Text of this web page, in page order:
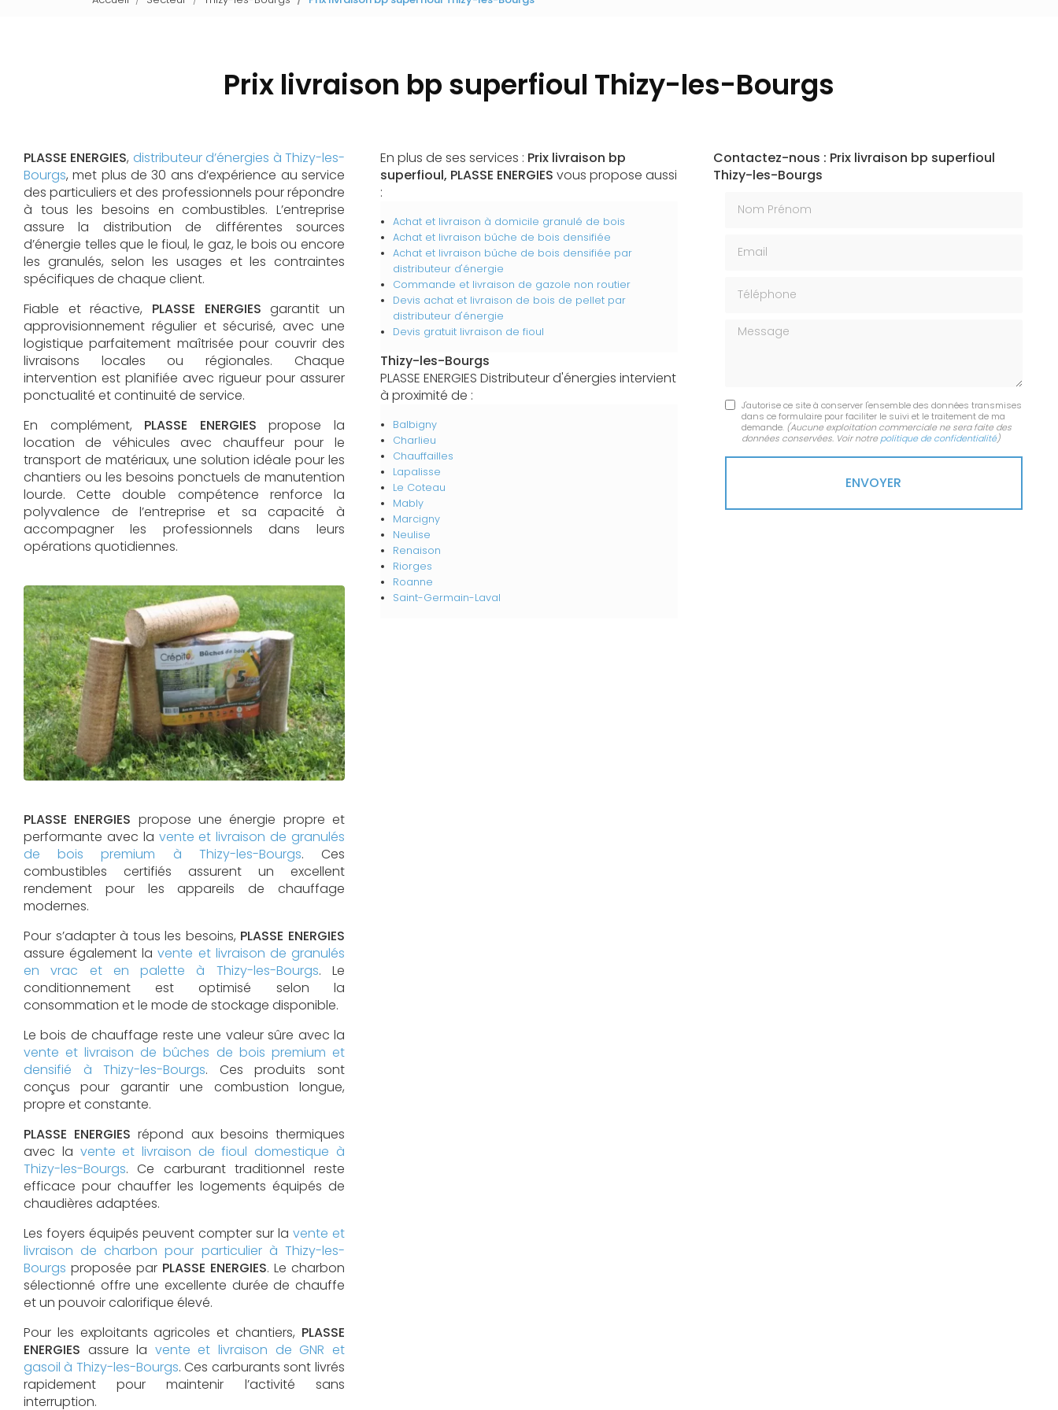
Prix livraison bp superfioul Thizy-les-Bourgs
PLASSE ENERGIES, distributeur d’énergies à Thizy-les-
Bourgs, met plus de 30 ans d’expérience au service
des particuliers et des professionnels pour répondre
à tous les besoins en combustibles. L’entreprise
assure la distribution de différentes sources
d’énergie telles que le fioul, le gaz, le bois ou encore
les granulés, selon les usages et les contraintes
spécifiques de chaque client.
Fiable et réactive, PLASSE ENERGIES garantit un
approvisionnement régulier et sécurisé, avec une
logistique parfaitement maîtrisée pour couvrir des
livraisons locales ou régionales. Chaque
intervention est planifiée avec rigueur pour assurer
ponctualité et continuité de service.
En complément, PLASSE ENERGIES propose la
location de véhicules avec chauffeur pour le
transport de matériaux, une solution idéale pour les
chantiers ou les besoins ponctuels de manutention
lourde. Cette double compétence renforce la
polyvalence de l’entreprise et sa capacité à
accompagner les professionnels dans leurs
opérations quotidiennes.
PLASSE ENERGIES propose une énergie propre et
performante avec la vente et livraison de granulés
de bois premium à Thizy-les-Bourgs. Ces
combustibles certifiés assurent un excellent
rendement pour les appareils de chauffage
modernes.
Pour s’adapter à tous les besoins, PLASSE ENERGIES
assure également lavente et livraison de granulés
en vrac et en palette à Thizy-les-Bourgs. Le
conditionnement est optimisé selon la
consommation et le mode de stockage disponible.
Le bois de chauffage reste une valeur sûre avec la
vente et livraison de bûches de bois premium et
densifié à Thizy-les-Bourgs. Ces produits sont
conçus pour garantir une combustion longue,
propre et constante.
PLASSE ENERGIES répond aux besoins thermiques
avec la vente et livraison de fioul domestique à
Thizy-les-Bourgs. Ce carburant traditionnel reste
efficace pour chauffer les logements équipés de
chaudières adaptées.
Les foyers équipés peuvent compter sur la vente et
livraison de charbon pour particulier à Thizy-les-
Bourgs proposée par PLASSE ENERGIES. Le charbon
sélectionné offre une excellente durée de chauffe
et un pouvoir calorifique élevé.
Pour les exploitants agricoles et chantiers, PLASSE
ENERGIES assure la vente et livraison de GNR et
gasoil à Thizy-les-Bourgs. Ces carburants sont livrés
rapidement pour maintenir l’activité sans
interruption.
En plus de ses services : Prix livraison bp
superfioul, PLASSE ENERGIES vous propose aussi
:
Achat et livraison à domicile granulé de bois
Achat et livraison bûche de bois densifiée
Achat et livraison bûche de bois densifiée par
distributeur d'énergie
Commande et livraison de gazole non routier
Devis achat et livraison de bois de pellet par
distributeur d'énergie
Devis gratuit livraison de fioul
Thizy-les-Bourgs
PLASSE ENERGIES Distributeur d'énergies intervient
à proximité de :
Balbigny
Charlieu
Chauffailles
Lapalisse
Le Coteau
Mably
Marcigny
Neulise
Renaison
Riorges
Roanne
Saint-Germain-Laval
Contactez-nous : Prix livraison bp superfioul
Thizy-les-Bourgs
Message
J'autorise ce site à conserver l'ensemble des données transmises
dans ce formulaire pour faciliter le suivi et le traitement de ma
demande. (Aucune exploitation commerciale ne sera faite des
données conservées. Voir notre politique de confidentialité)